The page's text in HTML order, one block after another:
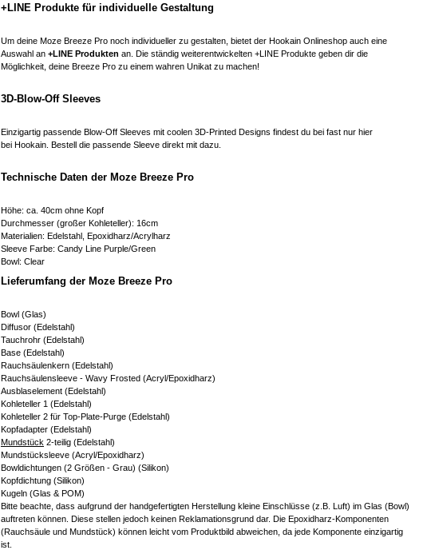
+LINE Produkte für individuelle Gestaltung
Um deine Moze Breeze Pro noch individueller zu gestalten, bietet der Hookain Onlineshop auch eine
Auswahl an +LINE Produkten an. Die ständig weiterentwickelten +LINE Produkte geben dir die
Möglichkeit, deine Breeze Pro zu einem wahren Unikat zu machen!
3D-Blow-Off Sleeves
Einzigartig passende Blow-Off Sleeves mit coolen 3D-Printed Designs findest du bei fast nur hier
bei Hookain. Bestell die passende Sleeve direkt mit dazu.
Technische Daten der Moze Breeze Pro
Höhe: ca. 40cm ohne Kopf
Durchmesser (großer Kohleteller): 16cm
Materialien: Edelstahl, Epoxidharz/Acrylharz
Sleeve Farbe: Candy Line Purple/Green
Bowl: Clear
Lieferumfang der Moze Breeze Pro
Bowl (Glas)
Diffusor (Edelstahl)
Tauchrohr (Edelstahl)
Base (Edelstahl)
Rauchsäulenkern (Edelstahl)
Rauchsäulensleeve - Wavy Frosted (Acryl/Epoxidharz)
Ausblaselement (Edelstahl)
Kohleteller 1 (Edelstahl)
Kohleteller 2 für Top-Plate-Purge (Edelstahl)
Kopfadapter (Edelstahl)
Mundstück 2-teilig (Edelstahl)
Mundstücksleeve (Acryl/Epoxidharz)
Bowldichtungen (2 Größen - Grau) (Silikon)
Kopfdichtung (Silikon)
Kugeln (Glas & POM)
Bitte beachte, dass aufgrund der handgefertigten Herstellung kleine Einschlüsse (z.B. Luft) im Glas (Bowl)
auftreten können. Diese stellen jedoch keinen Reklamationsgrund dar. Die Epoxidharz-Komponenten
(Rauchsäule und Mundstück) können leicht vom Produktbild abweichen, da jede Komponente einzigartig
ist.